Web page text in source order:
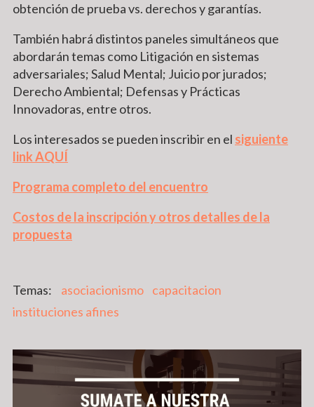
obtención de prueba vs. derechos y garantías.
También habrá distintos paneles simultáneos que
abordarán temas como Litigación en sistemas
adversariales; Salud Mental; Juicio por jurados;
Derecho Ambiental; Defensas y Prácticas
Innovadoras, entre otros.
Los interesados se pueden inscribir en el siguiente
link AQUÍ
Programa completo del encuentro
Costos de la inscripción y otros detalles de la
propuesta
asociacionismo
capacitacion
instituciones afines